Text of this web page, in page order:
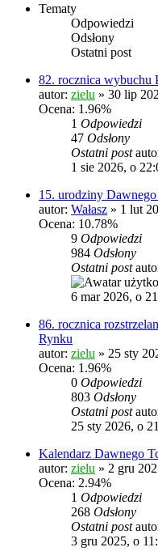
Tematy
Odpowiedzi
Odsłony
Ostatni post
82. rocznica wybuchu
autor: zielu » 30 lip
Ocena: 1.96%
1 Odpowiedzi
47 Odsłony
Ostatni post
1 sie 2026, o
15. urodziny
autor: Wałasz » 1 lut
Ocena: 10.78%
9 Odpowiedzi
984 Odsłony
Ostatni post
6 mar 2026, o
86. rocznica
Rynku
autor: zielu » 25 sty
Ocena: 1.96%
0 Odpowiedzi
803 Odsłony
Ostatni post
25 sty 2026, o
Kalendarz Dawnego
autor: zielu » 2 gru
Ocena: 2.94%
1 Odpowiedzi
268 Odsłony
Ostatni post
3 gru 2025, o